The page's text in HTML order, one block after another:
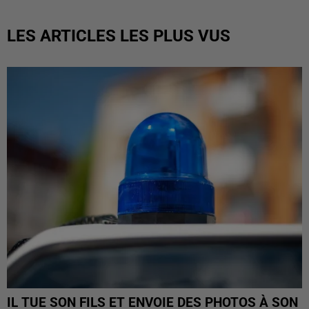
LES ARTICLES LES PLUS VUS
IL TUE SON FILS ET ENVOIE DES PHOTOS À SON